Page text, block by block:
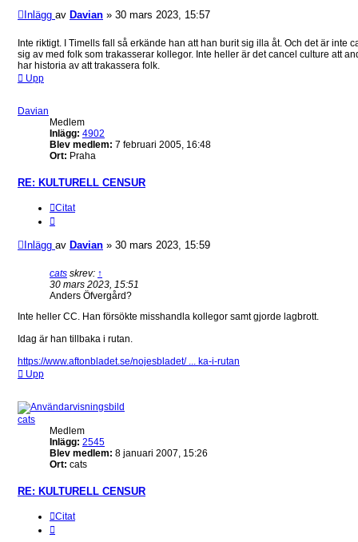
Inlägg av Davian » 30 mars 2023, 15:57
Inte riktigt. I Timells fall så erkände han att han burit sig illa åt. Och det är inte
sig av med folk som trakasserar kollegor. Inte heller är det cancel culture att
har historia av att trakassera folk.
Upp
Davian
Medlem
Inlägg: 4902
Blev medlem: 7 februari 2005, 16:48
Ort: Praha
RE: KULTURELL CENSUR
Citat
Inlägg av Davian » 30 mars 2023, 15:59
cats skrev: ↑
30 mars 2023, 15:51
Anders Öfvergård?
Inte heller CC. Han försökte misshandla kollegor samt gjorde lagbrott.
Idag är han tillbaka i rutan.
https://www.aftonbladet.se/nojesbladet/ ... ka-i-rutan
Upp
cats
Medlem
Inlägg: 2545
Blev medlem: 8 januari 2007, 15:26
Ort: cats
RE: KULTURELL CENSUR
Citat